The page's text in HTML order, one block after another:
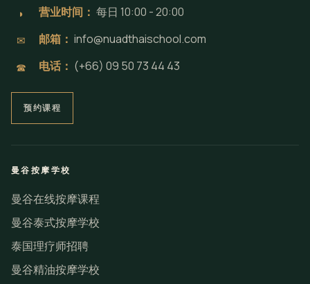
◗ 营业时间： 每日 10:00 - 20:00
✉ 邮箱： info@nuadthaischool.com
☎ 电话： (+66) 09 50 73 44 43
预约课程
曼谷按摩学校
曼谷在线按摩课程
曼谷泰式按摩学校
泰国理疗师招聘
曼谷精油按摩学校